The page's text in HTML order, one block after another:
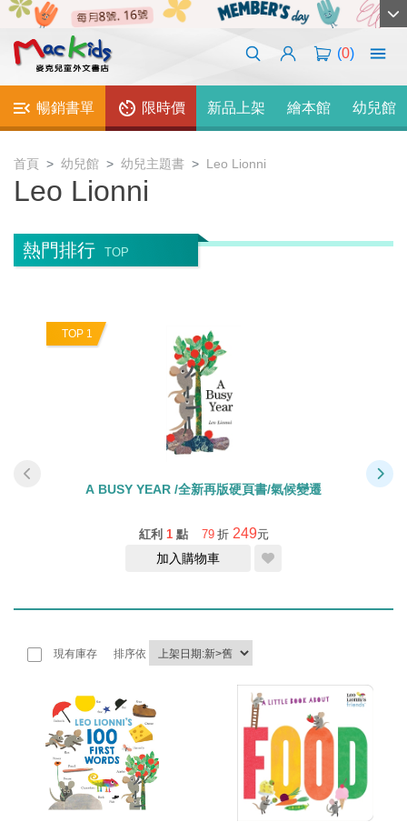
(0)
暢銷書單 限時價 新品上架 繪本館 幼兒館
首頁 幼兒館 幼兒主題書 Leo Lionni
Leo Lionni
熱門排行 TOP
TOP 1
A BUSY YEAR /全新再版硬頁書/氣候變遷
紅利 1 點 79 折 249元
加入購物車
現有庫存 排序依